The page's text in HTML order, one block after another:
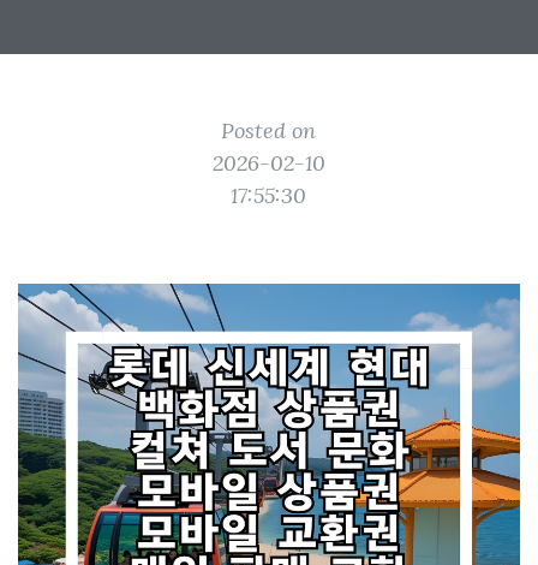
Posted on
2026-02-10
17:55:30